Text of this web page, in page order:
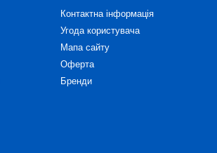
Контактна інформація
Угода користувача
Мапа сайту
Оферта
Бренди